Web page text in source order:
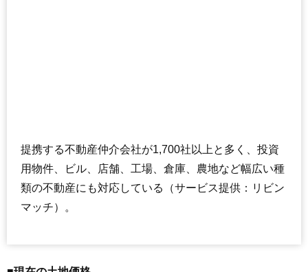
提携する不動産仲介会社が1,700社以上と多く、投資
用物件、ビル、店舗、工場、倉庫、農地など幅広い種
類の不動産にも対応している（サービス提供：リビン
マッチ）。